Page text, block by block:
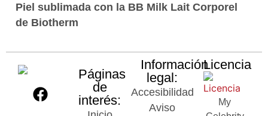
Piel sublimada con la BB Milk Lait Corporel
de Biotherm
Páginas
de
interés:
Información
legal:
Accesibilidad
Aviso
Licencia
My